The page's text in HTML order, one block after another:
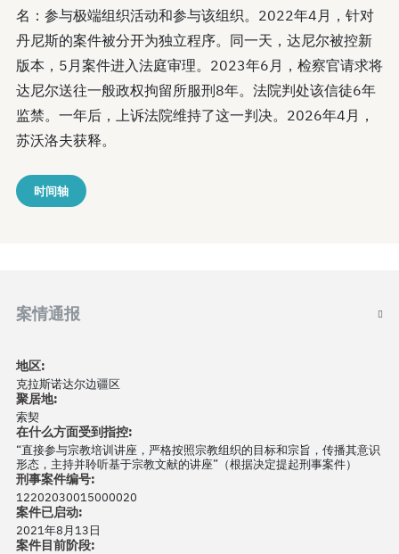
名：参与极端组织活动和参与该组织。2022年4月，针对
丹尼斯的案件被分开为独立程序。同一天，达尼尔被控新
版本，5月案件进入法庭审理。2023年6月，检察官请求将
达尼尔送往一般政权拘留所服刑8年。法院判处该信徒6年
监禁。一年后，上诉法院维持了这一判决。2026年4月，
苏沃洛夫获释。
时间轴
案情通报
地区:
克拉斯诺达尔边疆区
聚居地:
索契
在什么方面受到指控:
“直接参与宗教培训讲座，严格按照宗教组织的目标和宗旨，传播其意识
形态，主持并聆听基于宗教文献的讲座”（根据决定提起刑事案件）
刑事案件编号:
12202030015000020
案件已启动:
2021年8月13日
案件目前阶段: